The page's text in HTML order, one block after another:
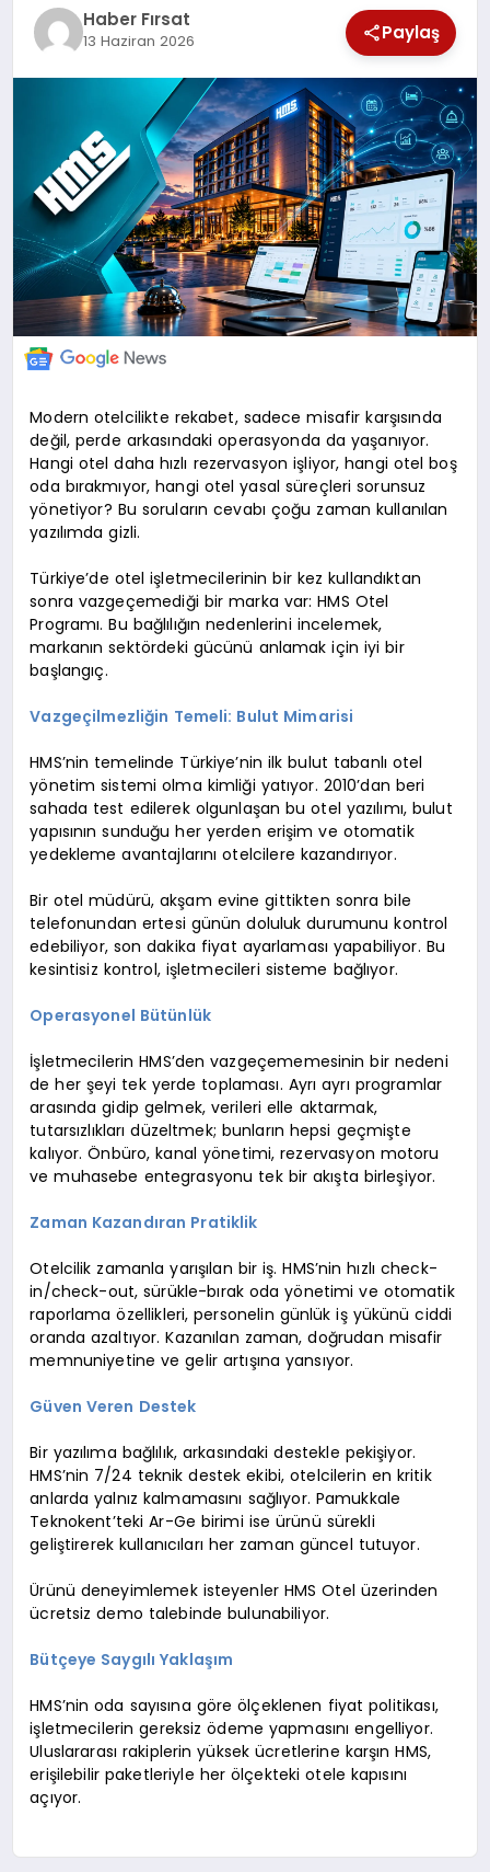
MAGAZİN
DÜNYA
Haber Fırsat
13 Haziran 2026 Paylaş
Modern otelcilikte rekabet, sadece misafir karşısında
değil, perde arkasındaki operasyonda da yaşanıyor.
Hangi otel daha hızlı rezervasyon işliyor, hangi otel boş
oda bırakmıyor, hangi otel yasal süreçleri sorunsuz
yönetiyor? Bu soruların cevabı çoğu zaman kullanılan
yazılımda gizli.
Türkiye’de otel işletmecilerinin bir kez kullandıktan
sonra vazgeçemediği bir marka var: HMS Otel
Programı. Bu bağlılığın nedenlerini incelemek,
markanın sektördeki gücünü anlamak için iyi bir
başlangıç.
Vazgeçilmezliğin Temeli: Bulut Mimarisi
HMS’nin temelinde Türkiye’nin ilk bulut tabanlı otel
yönetim sistemi olma kimliği yatıyor. 2010’dan beri
sahada test edilerek olgunlaşan bu otel yazılımı, bulut
yapısının sunduğu her yerden erişim ve otomatik
yedekleme avantajlarını otelcilere kazandırıyor.
Bir otel müdürü, akşam evine gittikten sonra bile
telefonundan ertesi günün doluluk durumunu kontrol
edebiliyor, son dakika fiyat ayarlaması yapabiliyor. Bu
kesintisiz kontrol, işletmecileri sisteme bağlıyor.
Operasyonel Bütünlük
İşletmecilerin HMS’den vazgeçememesinin bir nedeni
de her şeyi tek yerde toplaması. Ayrı ayrı programlar
arasında gidip gelmek, verileri elle aktarmak,
tutarsızlıkları düzeltmek; bunların hepsi geçmişte
kalıyor. Önbüro, kanal yönetimi, rezervasyon motoru
ve muhasebe entegrasyonu tek bir akışta birleşiyor.
Zaman Kazandıran Pratiklik
Otelcilik zamanla yarışılan bir iş. HMS’nin hızlı check-
in/check-out, sürükle-bırak oda yönetimi ve otomatik
raporlama özellikleri, personelin günlük iş yükünü ciddi
oranda azaltıyor. Kazanılan zaman, doğrudan misafir
memnuniyetine ve gelir artışına yansıyor.
Güven Veren Destek
Bir yazılıma bağlılık, arkasındaki destekle pekişiyor.
HMS’nin 7/24 teknik destek ekibi, otelcilerin en kritik
anlarda yalnız kalmamasını sağlıyor. Pamukkale
Teknokent’teki Ar-Ge birimi ise ürünü sürekli
geliştirerek kullanıcıları her zaman güncel tutuyor.
Ürünü deneyimlemek isteyenler HMS Otel üzerinden
ücretsiz demo talebinde bulunabiliyor.
Bütçeye Saygılı Yaklaşım
HMS’nin oda sayısına göre ölçeklenen fiyat politikası,
işletmecilerin gereksiz ödeme yapmasını engelliyor.
Uluslararası rakiplerin yüksek ücretlerine karşın HMS,
erişilebilir paketleriyle her ölçekteki otele kapısını
açıyor.